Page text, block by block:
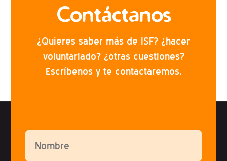
Contáctanos
¿Quieres saber más de ISF? ¿hacer
voluntariado? ¿otras cuestiones?
Escríbenos y te contactaremos.
Por favor, deja este campo vacío.